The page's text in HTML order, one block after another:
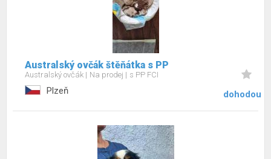
Australský ovčák štěňátka s PP
Australský ovčák Na prodej s PP FCI
Plzeň dohodou